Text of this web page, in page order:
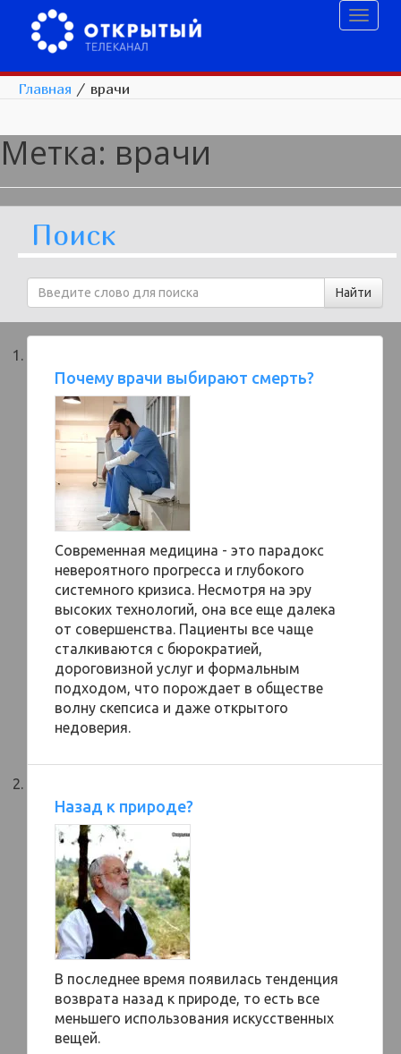
Главная / врачи
Метка: врачи
Поиск
Почему врачи выбирают смерть?
Современная медицина - это парадокс
невероятного прогресса и глубокого
системного кризиса. Несмотря на эру
высоких технологий, она все еще далека
от совершенства. Пациенты все чаще
сталкиваются с бюрократией,
дороговизной услуг и формальным
подходом, что порождает в обществе
волну скепсиса и даже открытого
недоверия.
Назад к природе?
В последнее время появилась тенденция
возврата назад к природе, то есть все
меньшего использования искусственных
вещей.